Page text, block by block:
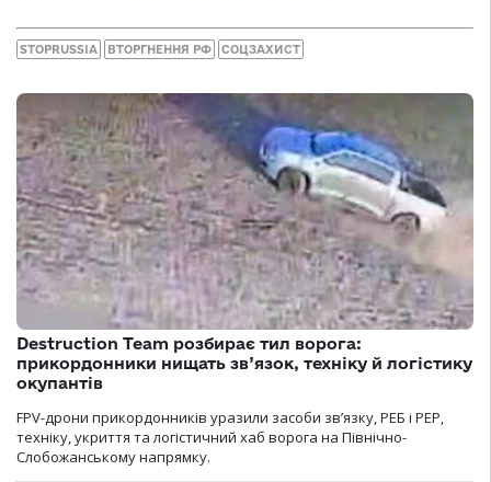
STOPRUSSIA ВТОРГНЕННЯ РФ СОЦЗАХИСТ
Destruction Team розбирає тил ворога:
прикордонники нищать зв’язок, техніку й логістику
окупантів
FPV-дрони прикордонників уразили засоби зв’язку, РЕБ і РЕР,
техніку, укриття та логістичний хаб ворога на Північно-
Слобожанському напрямку.